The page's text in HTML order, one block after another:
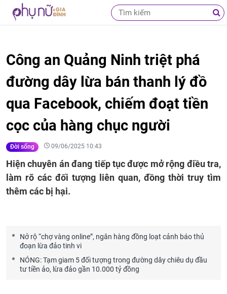
Công an Quảng Ninh triệt phá
đường dây lừa bán thanh lý đồ
qua Facebook, chiếm đoạt tiền
cọc của hàng chục người
Đời sống 09/06/2025 10:43
Hiện chuyên án đang tiếp tục được mở rộng điều tra,
làm rõ các đối tượng liên quan, đồng thời truy tìm
thêm các bị hại.
Nở rộ “chợ vàng online”, ngân hàng đồng loạt cảnh báo thủ
đoạn lừa đảo tinh vi
NÓNG: Tạm giam 5 đối tượng trong đường dây chiêu dụ đầu
tư tiền ảo, lừa đảo gần 10.000 tỷ đồng